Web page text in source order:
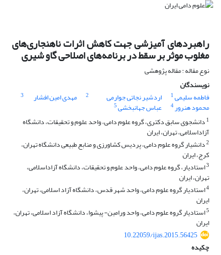
راهبردهای آمیزشی جهت کاهش اثرات ناهنجاری‌های
مغلوب موثر بر سقط در برنامه‌های اصلاحی گاو شیری
نوع مقاله : مقاله پژوهشی
نویسندگان
فاطمه سلیمی1 اردشیر نجاتی جوارمی 2 مهدی امین افشار 3
محمود هنرور4 عباس جهانبخشی5
1 دانشجوی سابق دکتری، گروه علوم دامی، واحد علوم و تحقیقات، دانشگاه
آزاداسلامی، تهران، ایران
2دانشیار گروه علوم دامی، پردیس کشاورزی و منابع طبیعی دانشگاه تهران،
کرج، ایران
3استادیار، گروه علوم دامی، واحد علوم و تحقیقات، دانشگاه آزاداسلامی،
تهران، ایران
4استادیار گروه علوم دامی، واحد شهر قدس، دانشگاه آزاد اسلامی، تهران،
ایران
5استادیار گروه علوم دامی، واحد ورامین- پیشوا، دانشگاه آزاد اسلامی، تهران،
ایران
10.22059/ijas.2015.56425
چکیده